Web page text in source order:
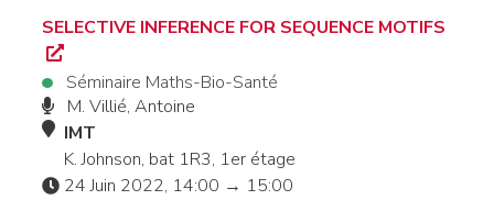
SELECTIVE INFERENCE FOR SEQUENCE MOTIFS
Séminaire Maths-Bio-Santé
M. Villié, Antoine
IMT
K. Johnson, bat 1R3, 1er étage
24 Juin 2022, 14:00 → 15:00